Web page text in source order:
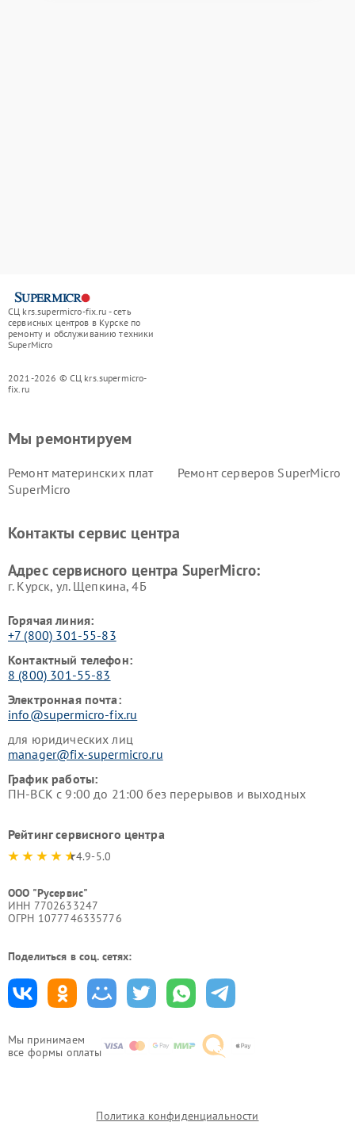
СЦ krs.supermicro-fix.ru - сеть
сервисных центров в Курске по
ремонту и обслуживанию техники
SuperMicro
2021-2026 © СЦ krs.supermicro-
fix.ru
Мы принимаем
все формы оплаты
Мы ремонтируем
Ремонт материнских плат
SuperMicro
Ремонт серверов SuperMicro
Контакты сервис центра
Адрес сервисного центра SuperMicro:
г. Курск, ул. Щепкина, 4Б
Горячая линия:
+7 (800) 301-55-83
Контактный телефон:
8 (800) 301-55-83
Электронная почта:
info@supermicro-fix.ru
для юридических лиц
manager@fix-supermicro.ru
График работы:
ПН-ВСК с 9:00 до 21:00 без перерывов и выходных
Рейтинг сервисного центра
4.9-5.0
ООО "Русервис"
ИНН 7702633247
ОГРН 1077746335776
Поделиться в соц. сетях:
Политика конфиденциальности